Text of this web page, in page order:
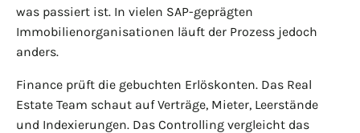
was passiert ist. In vielen SAP-geprägten
Immobilienorganisationen läuft der Prozess jedoch
anders.
Finance prüft die gebuchten Erlöskonten. Das Real
Estate Team schaut auf Verträge, Mieter, Leerstände
und Indexierungen. Das Controlling vergleicht das